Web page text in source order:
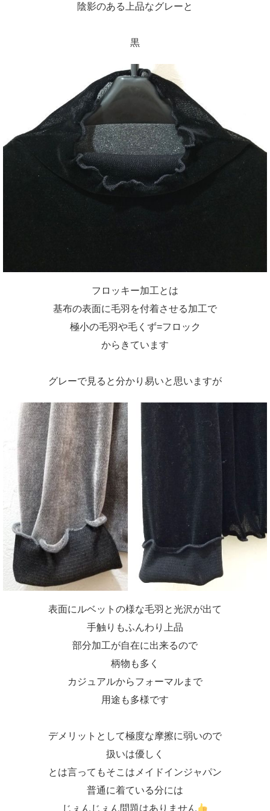
陰影のある上品なグレーと
黒
フロッキー加工とは
基布の表面に毛羽を付着させる加工で
極小の毛羽や毛くず=フロック
からきています
グレーで見ると分かり易いと思いますが
表面にルベットの様な毛羽と光沢が出て
手触りもふんわり上品
部分加工が自在に出来るので
柄物も多く
カジュアルからフォーマルまで
用途も多様です
デメリットとして極度な摩擦に弱いので
扱いは優しく
とは言ってもそこはメイドインジャパン
普通に着ている分には
じぇんじぇん問題はありません